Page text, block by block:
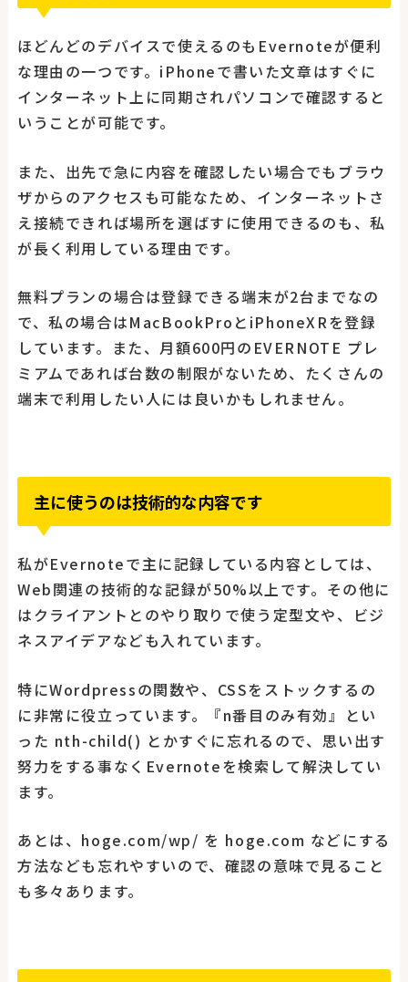
ほどんどのデバイスで使えるのもEvernoteが便利
な理由の一つです。iPhoneで書いた文章はすぐに
インターネット上に同期されパソコンで確認すると
いうことが可能です。
また、出先で急に内容を確認したい場合でもブラウ
ザからのアクセスも可能なため、インターネットさ
え接続できれば場所を選ばすに使用できるのも、私
が長く利用している理由です。
無料プランの場合は登録できる端末が2台までなの
で、私の場合はMacBookProとiPhoneXRを登録
しています。また、月額600円のEVERNOTE プレ
ミアムであれば台数の制限がないため、たくさんの
端末で利用したい人には良いかもしれません。
主に使うのは技術的な内容です
私がEvernoteで主に記録している内容としては、
Web関連の技術的な記録が50%以上です。その他に
はクライアントとのやり取りで使う定型文や、ビジ
ネスアイデアなども入れています。
特にWordpressの関数や、CSSをストックするの
に非常に役立っています。『n番目のみ有効』とい
った nth-child() とかすぐに忘れるので、思い出す
努力をする事なくEvernoteを検索して解決してい
ます。
あとは、hoge.com/wp/ を hoge.com などにする
方法なども忘れやすいので、確認の意味で見ること
も多々あります。